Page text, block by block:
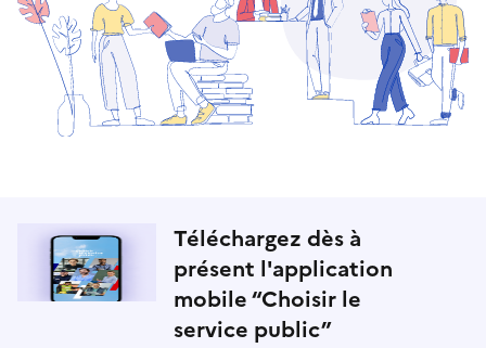
Téléchargez dès à
présent l'application
mobile “Choisir le
service public”